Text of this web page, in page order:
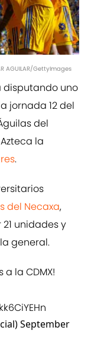
AGUILAR/GettyImages
disputando uno
jornada 12 del
del
la
.
del Necaxa,
unidades y
general.
a la CDMX!
September